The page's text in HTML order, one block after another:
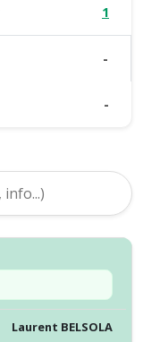
1
-
-
Laurent BELSOLA